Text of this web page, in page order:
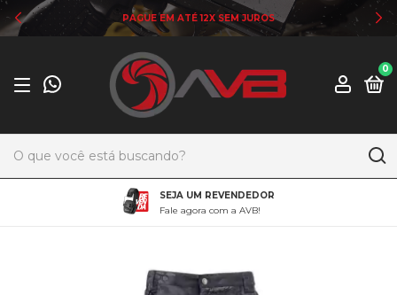
PAGUE EM ATÉ 12X SEM JUROS
0
SEJA UM REVENDEDOR
Fale agora com a AVB!